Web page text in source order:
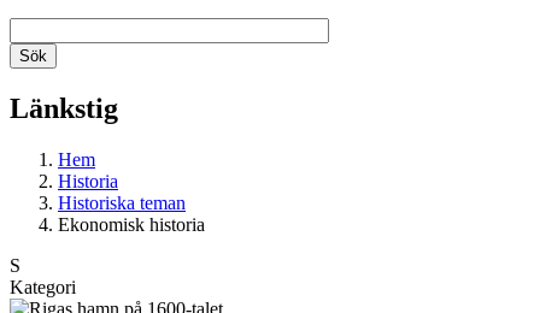
Länkstig
Hem
Historia
Historiska teman
Ekonomisk historia
S
Kategori